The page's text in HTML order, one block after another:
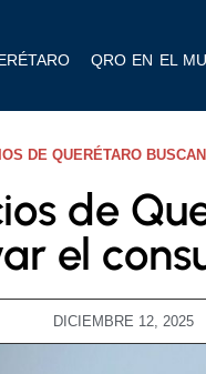
QRO EN EL
DE QUERÉTARO
de
el
DICIEMBRE 12, 2025